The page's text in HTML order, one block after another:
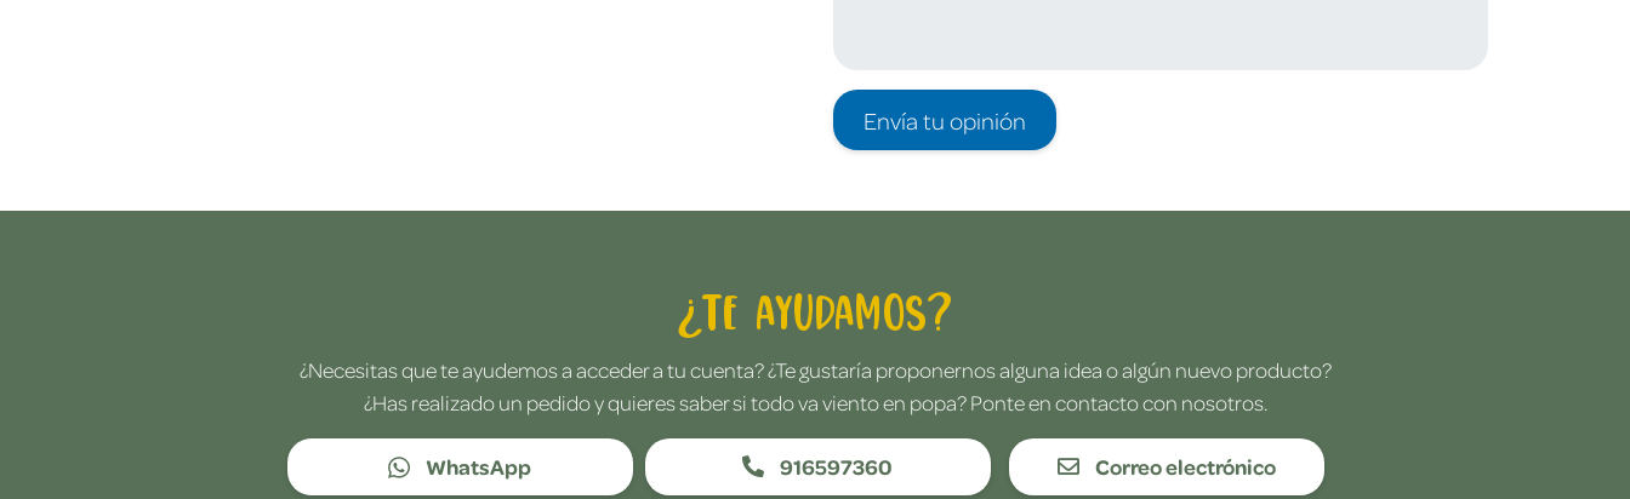
Envía tu opinión
¿Te ayudamos?
¿Necesitas que te ayudemos a acceder a tu cuenta? ¿Te gustaría proponernos alguna idea o algún nuevo producto?
¿Has realizado un pedido y quieres saber si todo va viento en popa? Ponte en contacto con nosotros.
WhatsApp 916597360 Correo electrónico